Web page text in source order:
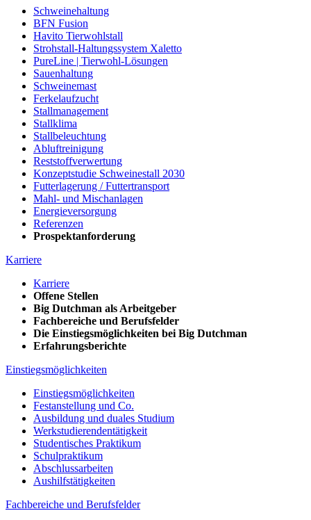
Schweinehaltung
BFN Fusion
Havito Tierwohlstall
Strohstall-Haltungssystem Xaletto
PureLine | Tierwohl-Lösungen
Sauenhaltung
Schweinemast
Ferkelaufzucht
Stallmanagement
Stallklima
Stallbeleuchtung
Abluftreinigung
Reststoffverwertung
Konzeptstudie Schweinestall 2030
Futterlagerung / Futtertransport
Mahl- und Mischanlagen
Energieversorgung
Referenzen
Prospektanforderung
Karriere
Karriere
Offene Stellen
Big Dutchman als Arbeitgeber
Fachbereiche und Berufsfelder
Die Einstiegsmöglichkeiten bei Big Dutchman
Erfahrungsberichte
Einstiegsmöglichkeiten
Einstiegsmöglichkeiten
Festanstellung und Co.
Ausbildung und duales Studium
Werkstudierendentätigkeit
Studentisches Praktikum
Schulpraktikum
Abschlussarbeiten
Aushilfstätigkeiten
Fachbereiche und Berufsfelder